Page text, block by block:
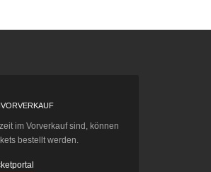
im Vorverkauf sind, können
bestellt werden.